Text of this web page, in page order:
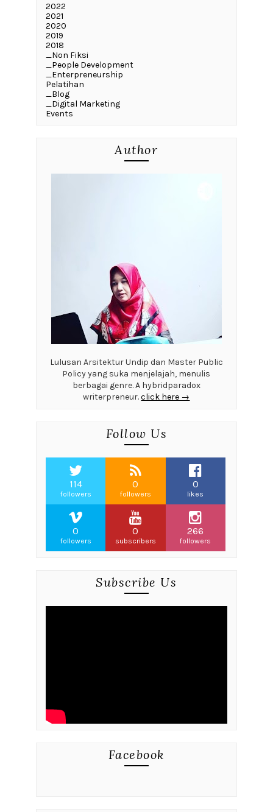
2022
2021
2020
2019
2018
_Non Fiksi
_People Development
_Enterpreneurship
Pelatihan
_Blog
_Digital Marketing
Events
Author
Lulusan Arsitektur Undip dan Master Public
Policy yang suka menjelajah, menulis
berbagai genre. A hybridparadox
writerpreneur.click here →
Follow Us
114
followers
0
followers
0
likes
0
followers
0
subscribers
266
followers
Subscribe Us
Facebook